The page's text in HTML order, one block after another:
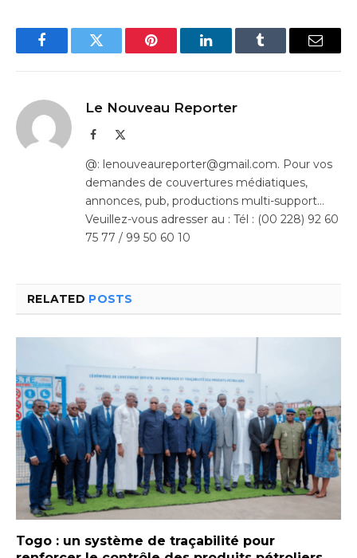
FacebookTwitter Pinterest LinkedInTumblr Email
Le Nouveau Reporter
Facebook
@: lenouveaureporter@gmail.com. Pour vos
demandes de couvertures médiatiques,
annonces, pub, productions multi-support…
Veuillez-vous adresser au : Tél : (00 228) 92 60
75 77 / 99 50 60 10
RELATED POSTS
Togo : un système de traçabilité pour